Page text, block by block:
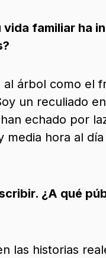
vida familiar ha
al árbol como el
un reculiado
echado por
media hora al día
¿A qué
las historias